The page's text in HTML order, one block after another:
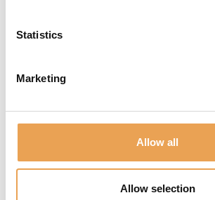
Statistics
Marketing
Allow all
Allow selection